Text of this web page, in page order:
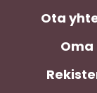
Ota